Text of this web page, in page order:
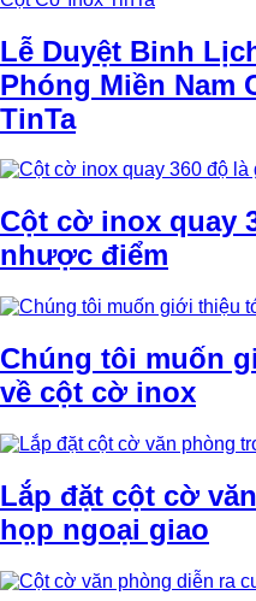
Lễ Duyệt Binh
Phóng Miền Nam
TinTa
Cột cờ inox quay
nhược điểm
Chúng tôi muốn
về cột cờ inox
Lắp đặt cột cờ
họp ngoại giao